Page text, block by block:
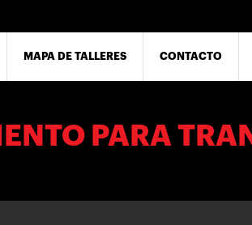
MAPA DE TALLERES CONTACTO
PARA